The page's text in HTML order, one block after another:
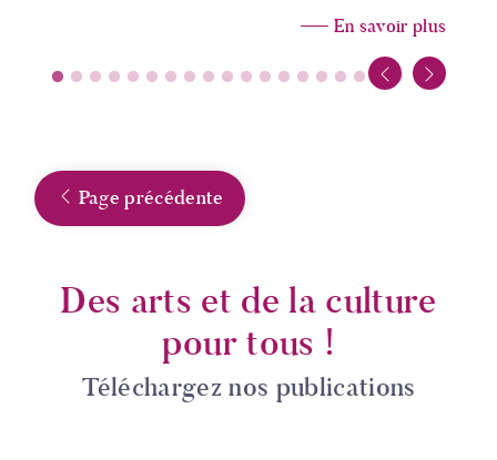
En savoir plus
Page précédente
Des arts et de la culture
pour tous !
Téléchargez nos publications